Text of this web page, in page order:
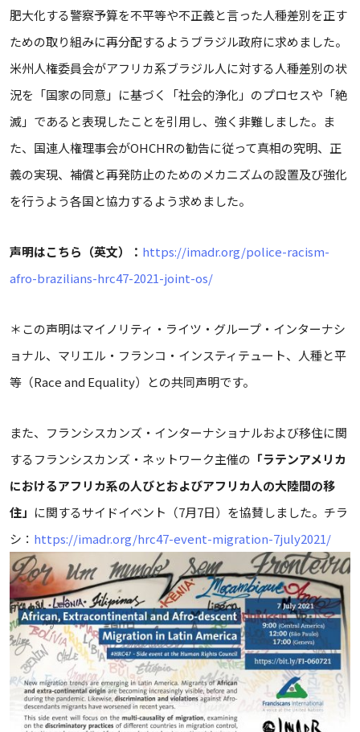
肥大化する警察予算を不平等や不正義と言った人種差別を正す
ための取り組みに再分配するようブラジル政府に求めました。
米州人権委員会がアフリカ系ブラジル人に対する人種差別の状
況を「国家の同意」に基づく「社会的浄化」のプロセスや「絶
滅」であると表現したことを引用し、強く非難しました。ま
た、国連人権理事会がOHCHRの勧告に従って真相の究明、正
義の実現、補償と再発防止のためのメカニズムの設置及び強化
を行うよう各国と協力するよう求めました。
声明はこちら（英文）： https://imadr.org/police-racism-
afro-brazilians-hrc47-2021-joint-os/
＊この声明はマイノリティ・ライツ・グループ・インターナシ
ョナル、マリエル・フランコ・インスティテュート、人種と平
等（Race and Equality）との共同声明です。
また、フランシスカンズ・インターナショナルおよび移住に関
するフランシスカンズ・ネットワーク主催の 「ラテンアメリカ
におけるアフリカ系の人びとおよびアフリカ人の大陸間の移
住」 に関するサイドイベント（7月7日）を協賛しました。チラ
シ： https://imadr.org/hrc47-event-migration-7july2021/